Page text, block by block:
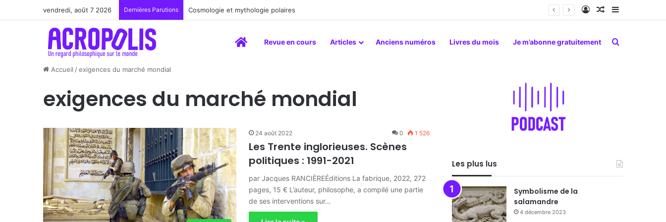
vendredi, août 7 2026 Dernières Parutions Renoir : la peinture comme un art du lien Connexion
Article Aléatoire
Sidebar
AccueilRevue en cours Articles Anciens numéros Livres du mois Je m’abonne gratuitement Rechercher
Accueil /exigences du marché mondial
exigences du marché mondial
24 août 2022 0 1 526
Les Trente inglorieuses. Scènes
politiques : 1991-2021
par Jacques RANCIÈREÉditions La fabrique, 2022, 272
pages, 15 € L’auteur, philosophe, a compilé une partie
de ses interventions sur…
Les plus lus
Symbolisme de la
salamandre
4 décembre 2023